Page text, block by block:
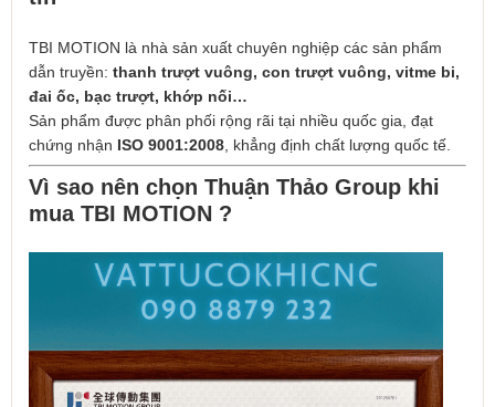
TBI MOTION là nhà sản xuất chuyên nghiệp các sản phẩm
dẫn truyền: thanh trượt vuông, con trượt vuông, vitme bi,
đai ốc, bạc trượt, khớp nối…
Sản phẩm được phân phối rộng rãi tại nhiều quốc gia, đạt
chứng nhận ISO 9001:2008 , khẳng định chất lượng quốc tế.
Vì sao nên chọn Thuận Thảo Group khi
mua TBI MOTION ?